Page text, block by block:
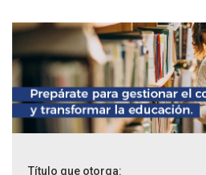
Título que otorga: